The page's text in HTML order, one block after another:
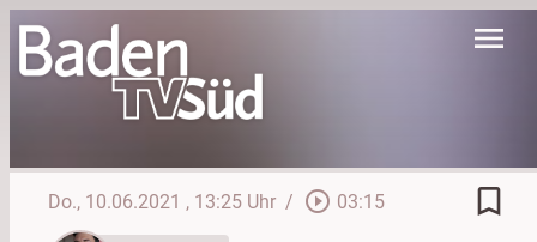
menu
Do., 10.06.2021 , 13:25 Uhr / play_circle_outline 03:15 bookmark_border